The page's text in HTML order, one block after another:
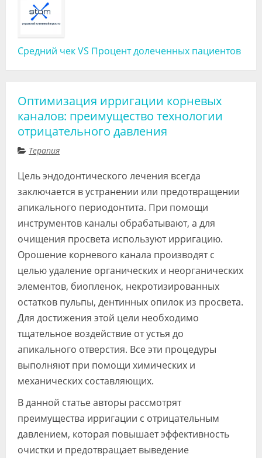
Средний чек VS Процент долеченных пациентов
Оптимизация ирригации корневых
каналов: преимущество технологии
отрицательного давления
Терапия
Цель эндодонтического лечения всегда
заключается в устранении или предотвращении
апикального периодонтита. При помощи
инструментов каналы обрабатывают, а для
очищения просвета используют ирригацию.
Орошение корневого канала производят с
целью удаление органических и неорганических
элементов, биопленок, некротизированных
остатков пульпы, дентинных опилок из просвета.
Для достижения этой цели необходимо
тщательное воздействие от устья до
апикального отверстия. Все эти процедуры
выполняют при помощи химических и
механических составляющих.
В данной статье авторы рассмотрят
преимущества ирригации с отрицательным
давлением, которая повышает эффективность
очистки и предотвращает выведение